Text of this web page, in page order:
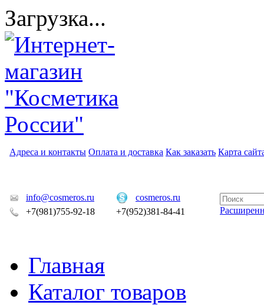
Загрузка...
Адреса и контакты Оплата и доставка Как заказать Карта
info@cosmeros.ru
cosmeros.ru
+7(981)755-92-18
+7(952)381-84-41
Главная
Каталог товаров